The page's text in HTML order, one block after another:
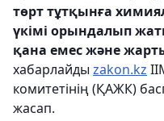
төрт тұтқынға
үкімі орындалып
қана емес және
хабарлайды zakon.kz
комитетінің (ҚАЖК)
жасап.